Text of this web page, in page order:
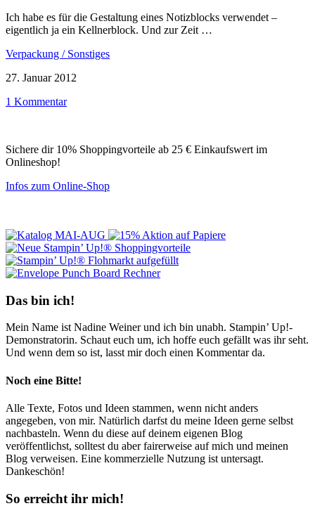
Ich habe es für die Gestaltung eines Notizblocks verwendet –
eigentlich ja ein Kellnerblock. Und zur Zeit …
Verpackung / Sonstiges
27. Januar 2012
1 Kommentar
Sichere dir 10% Shoppingvorteile ab 25 € Einkaufswert im
Onlineshop!
Infos zum Online-Shop
Das bin ich!
Mein Name ist Nadine Weiner und ich bin unabh. Stampin’ Up!-
Demonstratorin. Schaut euch um, ich hoffe euch gefällt was ihr seht.
Und wenn dem so ist, lasst mir doch einen Kommentar da.
Noch eine Bitte!
Alle Texte, Fotos und Ideen stammen, wenn nicht anders
angegeben, von mir. Natürlich darfst du meine Ideen gerne selbst
nachbasteln. Wenn du diese auf deinem eigenen Blog
veröffentlichst, solltest du aber fairerweise auf mich und meinen
Blog verweisen. Eine kommerzielle Nutzung ist untersagt.
Dankeschön!
So erreicht ihr mich!